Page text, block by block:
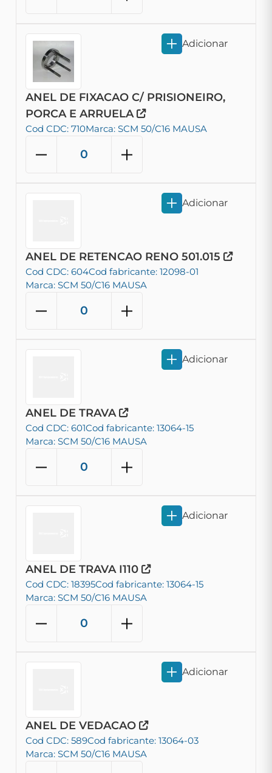
ANEL DE FIXACAO C/ PRISIONEIRO,
PORCA E ARRUELA
Cod CDC: 710Marca: SCM 50/C16 MAUSA
Adicionar
ANEL DE RETENCAO RENO 501.015
Cod CDC: 604Cod fabricante: 12098-01
Marca: SCM 50/C16 MAUSA
Adicionar
ANEL DE TRAVA
Cod CDC: 601Cod fabricante: 13064-15
Marca: SCM 50/C16 MAUSA
Adicionar
ANEL DE TRAVA I110
Cod CDC: 18395Cod fabricante: 13064-15
Marca: SCM 50/C16 MAUSA
Adicionar
ANEL DE VEDACAO
Cod CDC: 589Cod fabricante: 13064-03
Marca: SCM 50/C16 MAUSA
Adicionar